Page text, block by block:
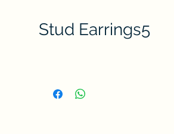
Stud Earrings5